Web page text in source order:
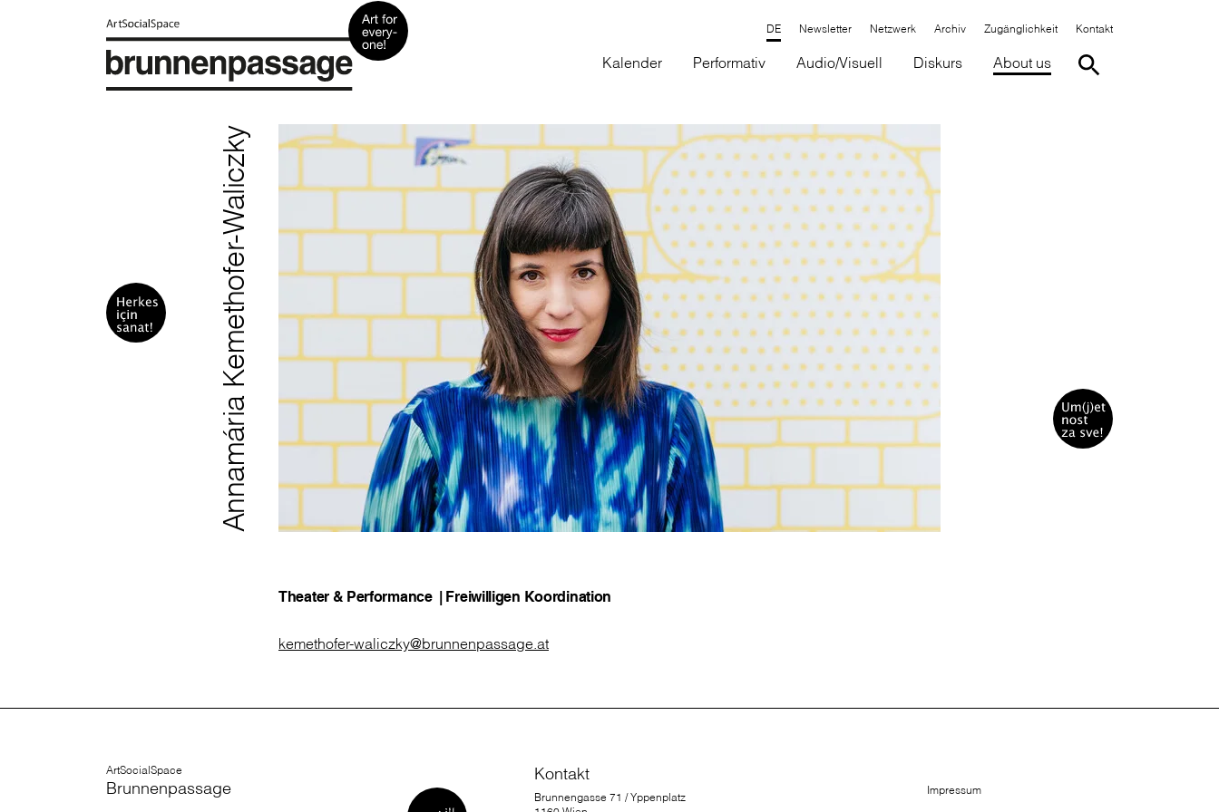
Newsletter Netzwerk Archiv Zugänglichkeit Kontakt
Kalender Performativ Audio/Visuell Diskurs About us
Annamária Kemethofer-Waliczky
Theater & Performance | Freiwilligen Koordination
kemethofer-waliczky@brunnenpassage.at
ArtSocialSpace
Brunnenpassage
Kontakt
Brunnengasse 71 / Yppenplatz
Impressum